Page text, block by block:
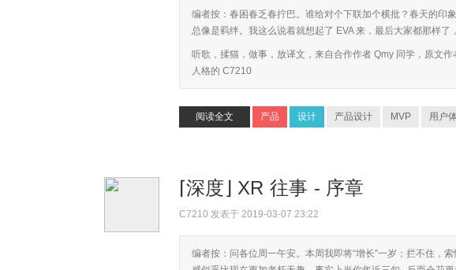
编者按：春困春乏春拧巴。谁给对个下联加个横批？春天的印
总像是羁绊。我这么说着就想起了 EVA 来，最后大家都那样了
听歌，揉猫，做事，放译文，来自合作作者 Qmy 同学，原文
人格的 C7210
阅读全文 产品 设计 产品设计 MVP 用户
⌈深度⌋ XR 往事 - 序章
C7210 发表于 2019-03-07 23:22
编者按：问各位周一午安。本周我即将“增长”一岁；拦不住，